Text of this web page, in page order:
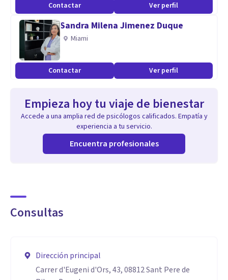
Contactar Ver perfil
Sandra Milena Jimenez Duque
Miami
Contactar Ver perfil
Empieza hoy tu viaje de bienestar
Accede a una amplia red de psicólogos calificados. Empatía y
experiencia a tu servicio.
Encuentra profesionales
Consultas
Dirección principal
Carrer d'Eugeni d'Ors, 43, 08812 Sant Pere de